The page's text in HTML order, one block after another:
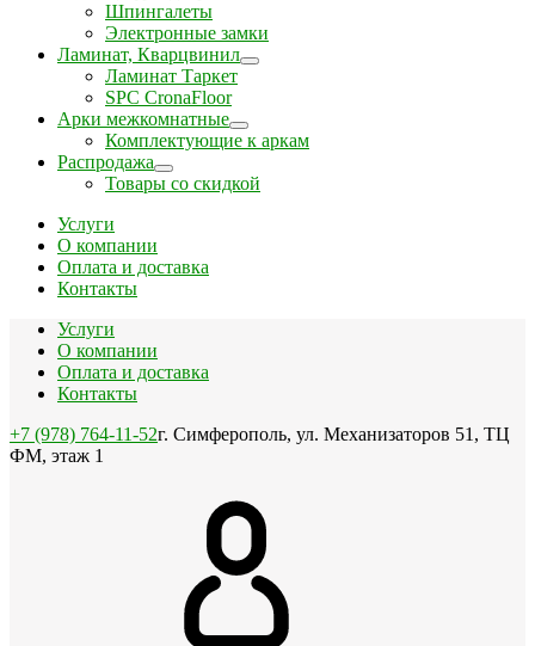
Шпингалеты
Электронные замки
Ламинат, Кварцвинил
Ламинат Таркет
SPC CronaFloor
Арки межкомнатные
Комплектующие к аркам
Распродажа
Товары со скидкой
Услуги
О компании
Оплата и доставка
Контакты
Услуги
О компании
Оплата и доставка
Контакты
+7 (978) 764-11-52г. Симферополь, ул. Механизаторов 51, ТЦ
ФМ, этаж 1